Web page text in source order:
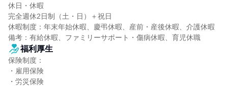
休日・休暇
完全週休2日制（土・日）＋祝日
休暇制度：年末年始休暇、慶弔休暇、産前・産後休暇、介護休暇
備考：有給休暇、ファミリーサポート・傷病休暇、育児休職
福利厚生
保険制度：
・雇用保険
・労災保険